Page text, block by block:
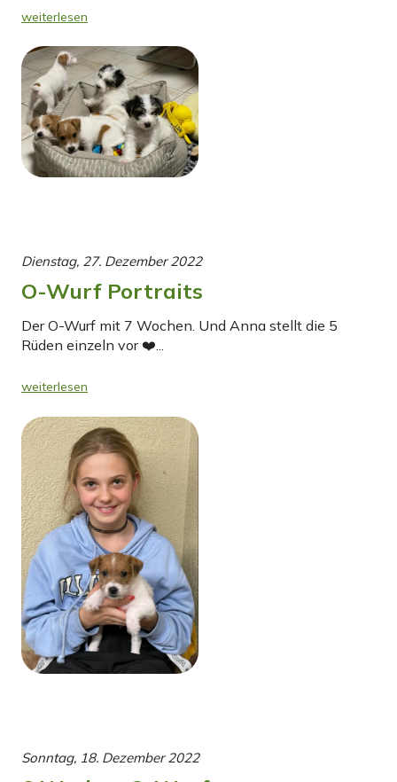
weiterlesen
Dienstag, 27. Dezember 2022
O-Wurf Portraits
Der O-Wurf mit 7 Wochen. Und Anna stellt die 5
Rüden einzeln vor ❤️...
weiterlesen
Sonntag, 18. Dezember 2022